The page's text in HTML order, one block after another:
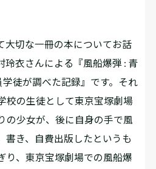
切な一冊の本についてお話
玲衣さんによる『風船爆弾 : 青
徒が調べた記録』です。それ
校の生徒として東京宝塚劇場
の少女が、後に自身の手で風
書き、自費出版したというも
り、東京宝塚劇場での風船爆